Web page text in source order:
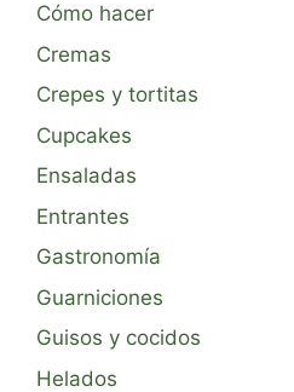
Cómo hacer
Cremas
Crepes y tortitas
Cupcakes
Ensaladas
Entrantes
Gastronomía
Guarniciones
Guisos y cocidos
Helados